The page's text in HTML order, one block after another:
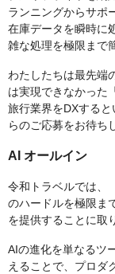
ランニングからサポ
在庫データを瞬時に
雑な処理を極限まで
わたしたちは最先端
は実現できなかった
旅行業界をDXする
らのご応募をお待ち
AI オールイン
令和トラベルでは、
のハードルを極限ま
を提供することに取
AIの進化を単なるツ
えることで、プロダ